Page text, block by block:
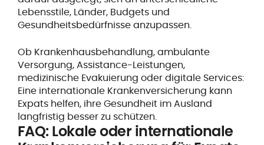
Lebensstile, Länder, Budgets und
Gesundheitsbedürfnisse anzupassen.
Ob Krankenhausbehandlung, ambulante
Versorgung, Assistance-Leistungen,
medizinische Evakuierung oder digitale Services:
Eine internationale Krankenversicherung kann
Expats helfen, ihre Gesundheit im Ausland
langfristig besser zu schützen.
FAQ: Lokale oder internationale